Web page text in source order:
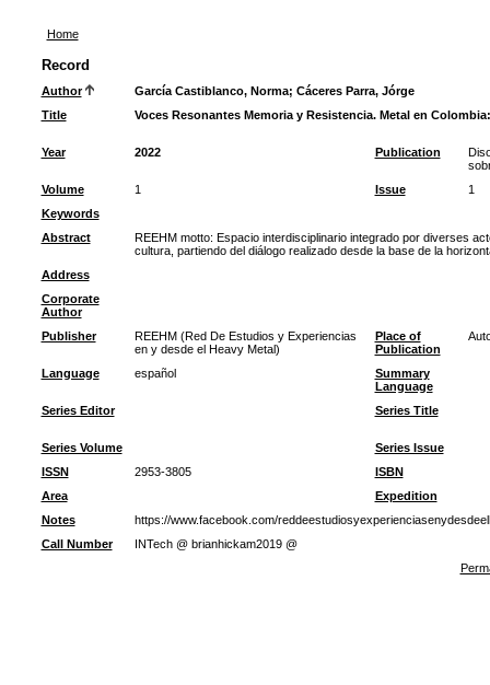
Home
Record
Author García Castiblanco, Norma; Cáceres Parra, Jórge
Title
Voces Resonantes Memoria y Resistencia. Metal en
Year 2022 Publication
Volume
1 Issue
1
Keywords
Abstract
REEHM motto: Espacio interdisciplinario integrado por diverses
cultura, partiendo del diálogo realizado desde la base de la
Address
Corporate
Author
Publisher
REEHM (Red De Estudios y Experiencias
en y desde el Heavy Metal)
Place of
Publication
Language español
Summary
Language
Series Editor
Series Title
Series Volume
Series Issue
ISSN
2953-3805
ISBN
Area
Expedition
Notes
https://www.facebook.com/
Call Number
INTech @ brianhickam2019 @